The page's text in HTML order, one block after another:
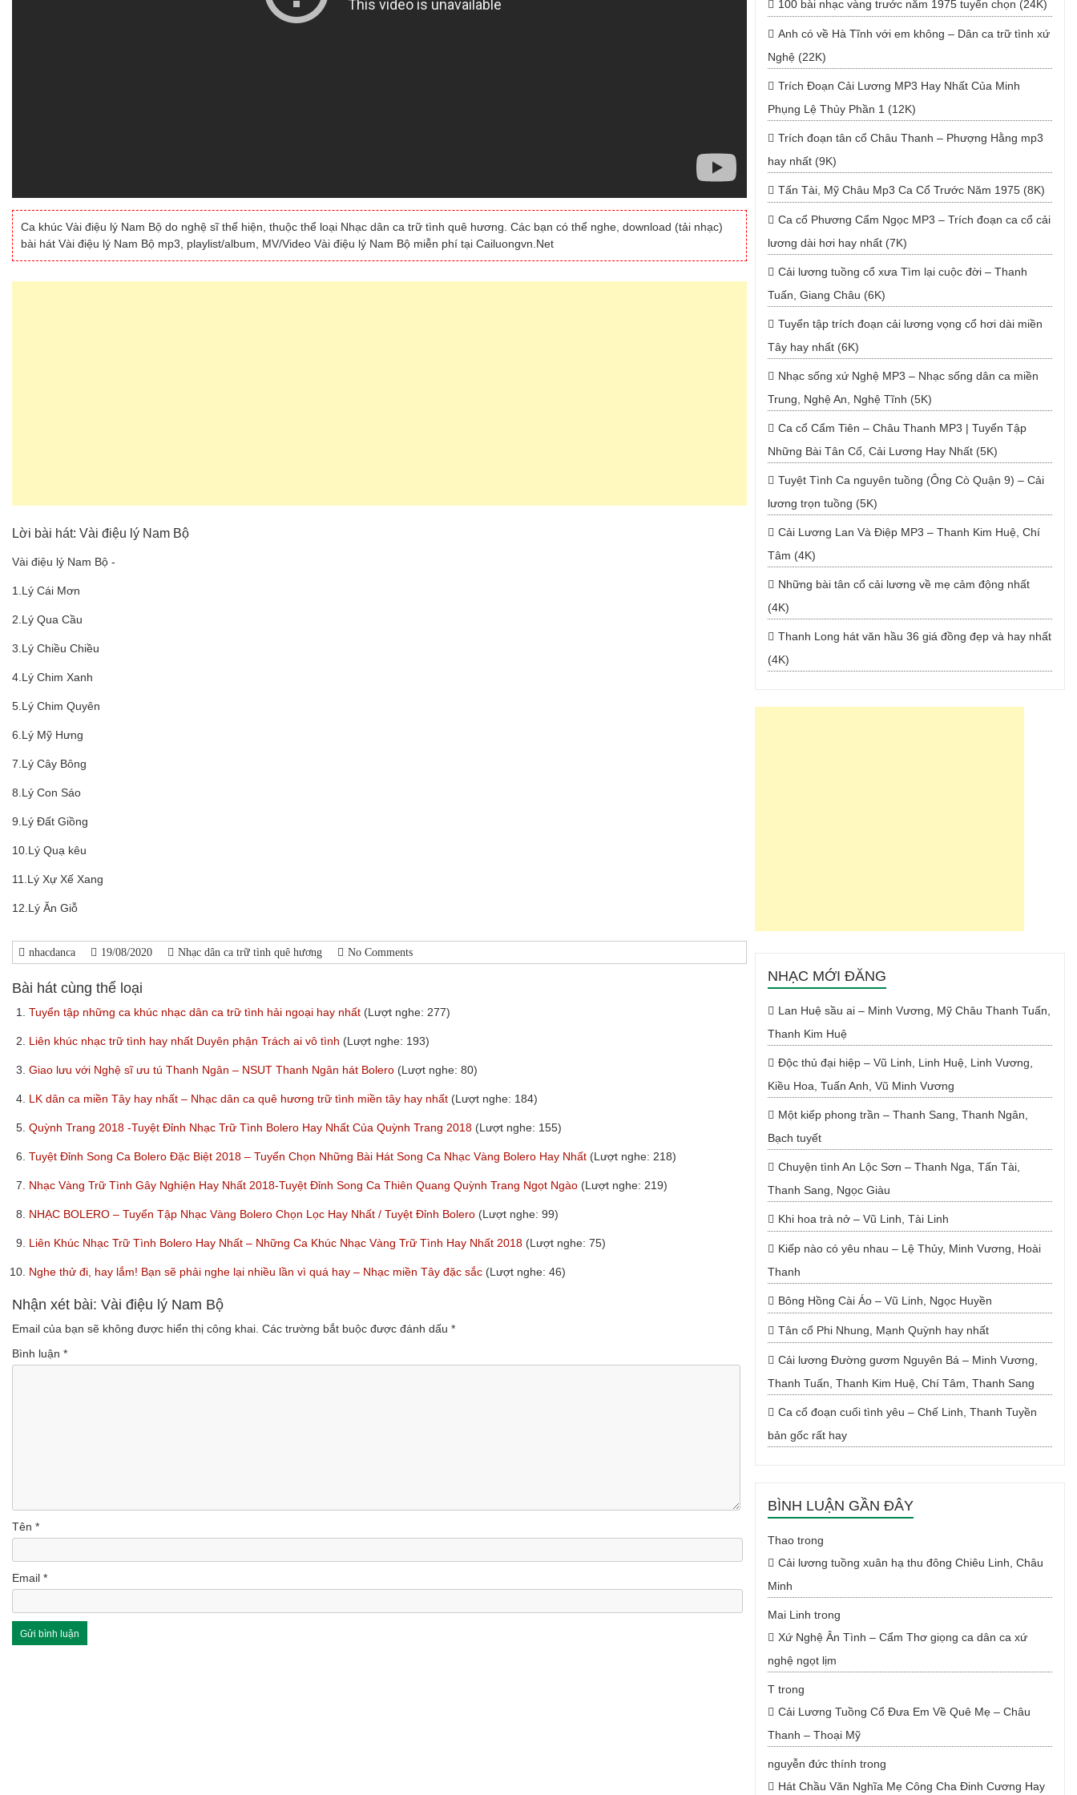
Ca khúc Vài điệu lý Nam Bộ do nghệ sĩ thể hiện, thuộc thể loại Nhạc dân ca trữ tình quê hương. Các bạn có thể nghe, download (tải nhạc)
bài hát Vài điệu lý Nam Bộ mp3, playlist/album, MV/Video Vài điệu lý Nam Bộ miễn phí tại Cailuongvn.Net
Lời bài hát: Vài điệu lý Nam Bộ
Vài điệu lý Nam Bộ -
1.Lý Cái Mơn
2.Lý Qua Cầu
3.Lý Chiều Chiều
4.Lý Chim Xanh
5.Lý Chim Quyên
6.Lý Mỹ Hưng
7.Lý Cây Bông
8.Lý Con Sáo
9.Lý Đất Giồng
10.Lý Quạ kêu
11.Lý Xự Xế Xang
12.Lý Ăn Giỗ
nhacdanca 19/08/2020 Nhạc dân ca trữ tình quê hương No Comments
Bài hát cùng thể loại
1. Tuyển tập những ca khúc nhạc dân ca trữ tình hải ngoại hay nhất (Lượt nghe: 277)
2. Liên khúc nhạc trữ tình hay nhất Duyên phận Trách ai vô tình (Lượt nghe: 193)
3. Giao lưu với Nghệ sĩ ưu tú Thanh Ngân – NSUT Thanh Ngân hát Bolero (Lượt nghe: 80)
4. LK dân ca miền Tây hay nhất – Nhạc dân ca quê hương trữ tình miền tây hay nhất (Lượt nghe: 184)
5. Quỳnh Trang 2018 -Tuyệt Đỉnh Nhạc Trữ Tình Bolero Hay Nhất Của Quỳnh Trang 2018 (Lượt nghe: 155)
6. Tuyệt Đỉnh Song Ca Bolero Đặc Biệt 2018 – Tuyển Chọn Những Bài Hát Song Ca Nhạc Vàng Bolero Hay Nhất (Lượt nghe: 218)
7. Nhạc Vàng Trữ Tình Gây Nghiện Hay Nhất 2018-Tuyệt Đỉnh Song Ca Thiên Quang Quỳnh Trang Ngọt Ngào (Lượt nghe: 219)
8. NHẠC BOLERO – Tuyển Tập Nhạc Vàng Bolero Chọn Lọc Hay Nhất / Tuyệt Đỉnh Bolero (Lượt nghe: 99)
9. Liên Khúc Nhạc Trữ Tình Bolero Hay Nhất – Những Ca Khúc Nhạc Vàng Trữ Tình Hay Nhất 2018 (Lượt nghe: 75)
10. Nghe thử đi, hay lắm! Bạn sẽ phải nghe lại nhiều lần vì quá hay – Nhạc miền Tây đặc sắc (Lượt nghe: 46)
Nhận xét bài: Vài điệu lý Nam Bộ
Email của bạn sẽ không được hiển thị công khai. Các trường bắt buộc được đánh dấu *
Bình luận *
Tên *
Email *
100 bài nhạc vàng trước năm 1975 tuyển chọn (24K)
Anh có về Hà Tĩnh với em không – Dân ca trữ tình xứ
Nghệ (22K)
Trích Đoạn Cải Lương MP3 Hay Nhất Của Minh
Phụng Lệ Thủy Phần 1 (12K)
Trích đoạn tân cổ Châu Thanh – Phượng Hằng mp3
hay nhất (9K)
Tấn Tài, Mỹ Châu Mp3 Ca Cổ Trước Năm 1975 (8K)
Ca cổ Phương Cẩm Ngọc MP3 – Trích đoạn ca cổ cải
lương dài hơi hay nhất (7K)
Cải lương tuồng cổ xưa Tìm lại cuộc đời – Thanh
Tuấn, Giang Châu (6K)
Tuyển tập trích đoạn cải lương vọng cổ hơi dài miền
Tây hay nhất (6K)
Nhạc sống xứ Nghệ MP3 – Nhạc sống dân ca miền
Trung, Nghệ An, Nghệ Tĩnh (5K)
Ca cổ Cẩm Tiên – Châu Thanh MP3 | Tuyển Tập
Những Bài Tân Cổ, Cải Lương Hay Nhất (5K)
Tuyệt Tình Ca nguyên tuồng (Ông Cò Quận 9) – Cải
lương trọn tuồng (5K)
Cải Lương Lan Và Điệp MP3 – Thanh Kim Huệ, Chí
Tâm (4K)
Những bài tân cổ cải lương về mẹ cảm động nhất
(4K)
Thanh Long hát văn hầu 36 giá đồng đẹp và hay nhất
(4K)
NHẠC MỚI ĐĂNG
Lan Huệ sầu ai – Minh Vương, Mỹ Châu Thanh Tuấn,
Thanh Kim Huệ
Độc thủ đại hiệp – Vũ Linh, Linh Huệ, Linh Vương,
Kiều Hoa, Tuấn Anh, Vũ Minh Vương
Một kiếp phong trần – Thanh Sang, Thanh Ngân,
Bạch tuyết
Chuyện tình An Lộc Sơn – Thanh Nga, Tấn Tài,
Thanh Sang, Ngọc Giàu
Khi hoa trà nở – Vũ Linh, Tài Linh
Kiếp nào có yêu nhau – Lệ Thủy, Minh Vương, Hoài
Thanh
Bông Hồng Cài Áo – Vũ Linh, Ngọc Huyền
Tân cổ Phi Nhung, Mạnh Quỳnh hay nhất
Cải lương Đường gươm Nguyên Bá – Minh Vương,
Thanh Tuấn, Thanh Kim Huệ, Chí Tâm, Thanh Sang
Ca cổ đoạn cuối tình yêu – Chế Linh, Thanh Tuyền
bản gốc rất hay
BÌNH LUẬN GẦN ĐÂY
Thaotrong
Cải lương tuồng xuân hạ thu đông Chiêu Linh, Châu
Minh
Mai Linh trong
Xứ Nghệ Ân Tình – Cẩm Thơ giọng ca dân ca xứ
nghệ ngọt lịm
Ttrong
Cải Lương Tuồng Cổ Đưa Em Về Quê Mẹ – Châu
Thanh – Thoại Mỹ
nguyễn đức thính trong
Hát Chầu Văn Nghĩa Mẹ Công Cha Đinh Cương Hay